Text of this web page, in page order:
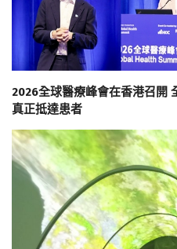
2026全球醫療峰會在香港召開
真正抵達患者